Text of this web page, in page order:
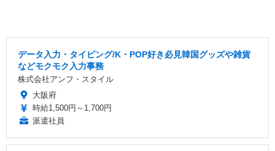
データ入力・タイピング/K・POP好き必見韓国グッズや雑貨
などモクモク入力事務
株式会社アンフ・スタイル
大阪府
時給1,500円～1,700円
派遣社員